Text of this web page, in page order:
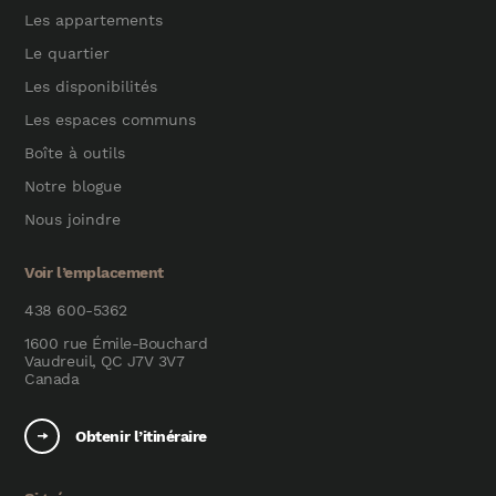
Les appartements
Le quartier
Les disponibilités
Les espaces communs
Boîte à outils
Notre blogue
Nous joindre
Voir l’emplacement
438 600-5362
1600 rue Émile-Bouchard
Vaudreuil, QC J7V 3V7
Canada
Obtenir l’itinéraire